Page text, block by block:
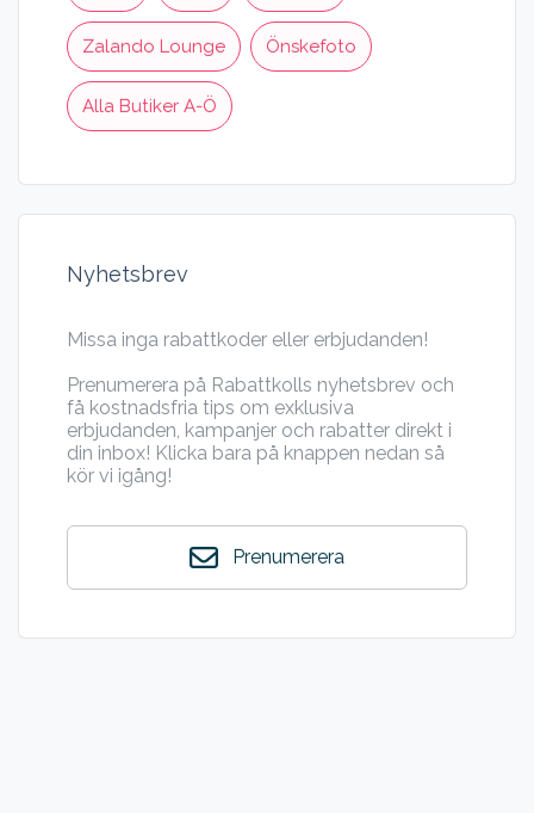
Zalando Lounge Önskefoto
Alla Butiker A-Ö
Nyhetsbrev
Missa inga rabattkoder eller erbjudanden!
Prenumerera på Rabattkolls nyhetsbrev och
få kostnadsfria tips om exklusiva
erbjudanden, kampanjer och rabatter direkt i
din inbox! Klicka bara på knappen nedan så
kör vi igång!
Prenumerera